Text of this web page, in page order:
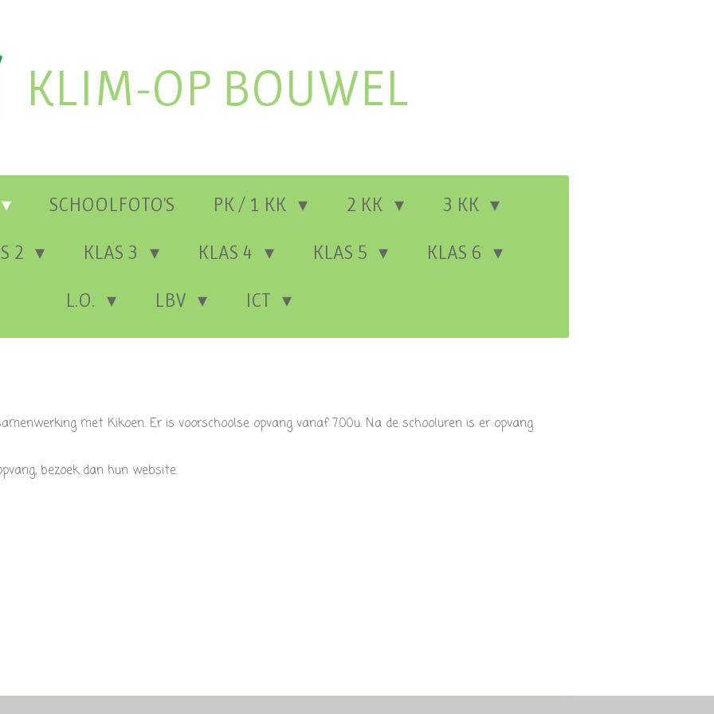
KLIM-OP BOUWEL
SCHOOLFOTO'S PK / 1 KK 2 KK 3 KK
2 KLAS 3 KLAS 4 KLAS 5 KLAS 6
L.O. LBV ICT
met Kikoen. Er is voorschoolse opvang vanaf 7.00u. Na de schooluren is er opvang
bezoek dan hun website.